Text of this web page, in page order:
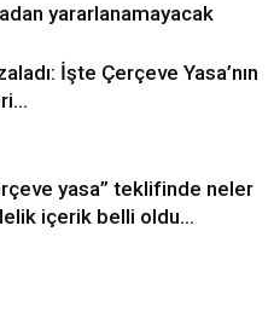
yararlanamayacak
İşte Çerçeve Yasa’nın
yasa” teklifinde neler
içerik belli oldu…